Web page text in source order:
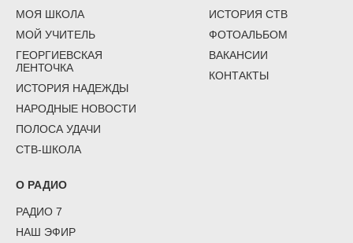
МОЯ ШКОЛА
МОЙ УЧИТЕЛЬ
ГЕОРГИЕВСКАЯ
ЛЕНТОЧКА
ИСТОРИЯ НАДЕЖДЫ
НАРОДНЫЕ НОВОСТИ
ПОЛОСА УДАЧИ
СТВ-ШКОЛА
ИСТОРИЯ СТВ
ФОТОАЛЬБОМ
ВАКАНСИИ
КОНТАКТЫ
О РАДИО
РАДИО 7
НАШ ЭФИР